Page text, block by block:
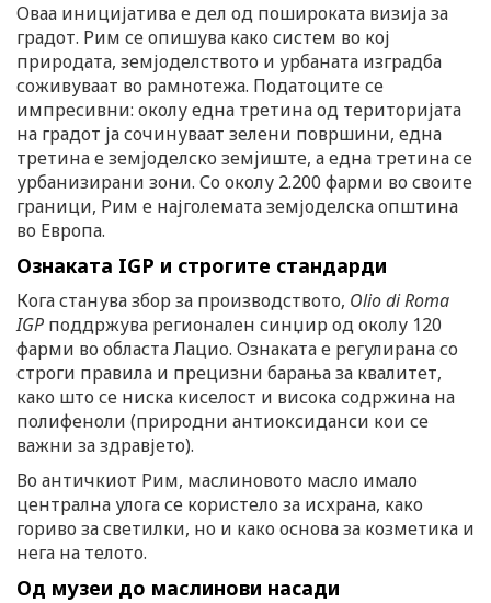
Оваа иницијатива е дел од пошироката визија за
градот. Рим се опишува како систем во кој
природата, земјоделството и урбаната изградба
соживуваат во рамнотежа. Податоците се
импресивни: околу една третина од територијата
на градот ја сочинуваат зелени површини, една
третина е земјоделско земјиште, а една третина се
урбанизирани зони. Со околу 2.200 фарми во своите
граници, Рим е најголемата земјоделска општина
во Европа.
Ознаката IGP и строгите стандарди
Кога станува збор за производството, Olio di Roma
IGP поддржува регионален синџир од околу 120
фарми во областа Лацио. Ознаката е регулирана со
строги правила и прецизни барања за квалитет,
како што се ниска киселост и висока содржина на
полифеноли (природни антиоксиданси кои се
важни за здравјето).
Во античкиот Рим, маслиновото масло имало
централна улога се користело за исхрана, како
гориво за светилки, но и како основа за козметика и
нега на телото.
Од музеи до маслинови насади